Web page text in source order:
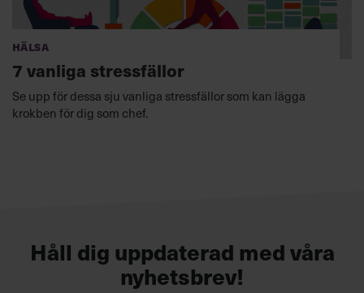
Hälsa
7 vanliga stressfällor
Se upp för dessa sju vanliga stressfällor som kan lägga
krokben för dig som chef.
Håll dig uppdaterad med våra
nyhetsbrev!